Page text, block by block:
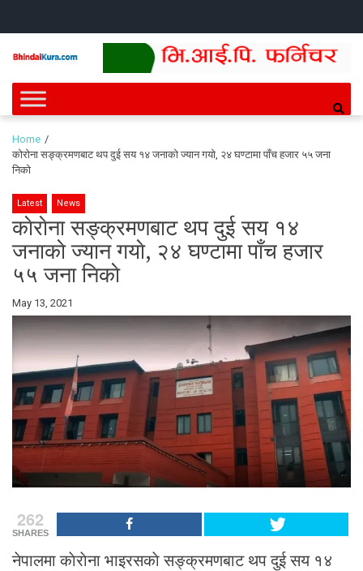
Bhindai Kura
News and entertainment.
Home
काेराेना सङ्क्रमणबाट थप दुई सय १४ जनाकाे ज्यान गयाे, २४ घण्टामा पाँच हजार ५५ जना
निकाे
Latest News
काेराेना सङ्क्रमणबाट थप दुई सय १४
जनाकाे ज्यान गयाे, २४ घण्टामा पाँच हजार
५५ जना निकाे
By
Bhindai
Kura
May 13, 2021
262
SHARES
नेपालमा काेराेना भाइरसकाे सङ्क्रमणबाट थप दुई सय १४